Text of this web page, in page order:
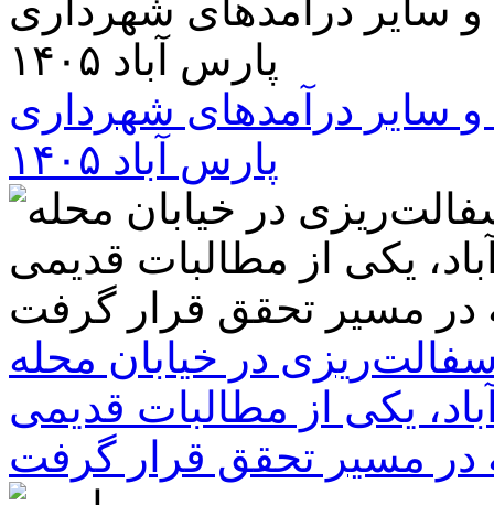
سایر درآمدهای شهرداری
پارس آباد ۱۴۰۵
در خیابان محله
یکی از مطالبات قدیمی
در مسیر تحقق قرار گرفت